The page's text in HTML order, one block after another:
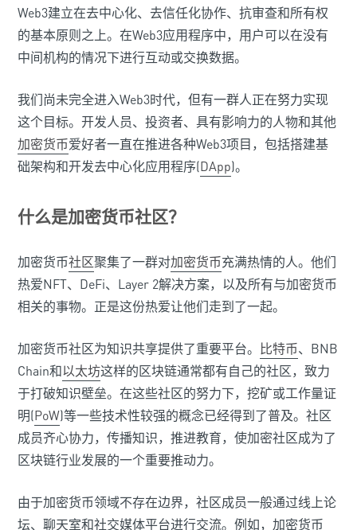
Web3建立在去中心化、去信任化协作、抗审查和所有权
的基本原则之上。在Web3应用程序中，用户可以在没有
中间机构的情况下进行互动或交换数据。
我们尚未完全进入Web3时代，但有一群人正在努力实现
这个目标。开发人员、投资者、具有影响力的人物和其他
加密货币爱好者一直在推进各种Web3项目，包括搭建基
础架构和开发去中心化应用程序(DApp)。
什么是加密货币社区？
加密货币社区聚集了一群对加密货币充满热情的人。他们
热爱NFT、DeFi、Layer 2解决方案，以及所有与加密货币
相关的事物。正是这份热爱让他们走到了一起。
加密货币社区为知识共享提供了重要平台。 比特币、BNB
Chain和以太坊这样的区块链通常都有自己的社区，致力
于打破知识壁垒。在这些社区的努力下，挖矿或工作量证
明(PoW)等一些技术性较强的概念已经得到了普及。社区
成员齐心协力，传播知识，推进教育，使加密社区成为了
区块链行业发展的一个重要推动力。
由于加密货币领域不存在边界，社区成员一般通过线上论
坛、聊天室和社交媒体平台进行交流。例如，加密货币